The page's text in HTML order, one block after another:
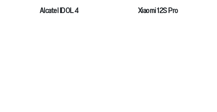
Alcatel IDOL 4 Xiaomi 12S Pro